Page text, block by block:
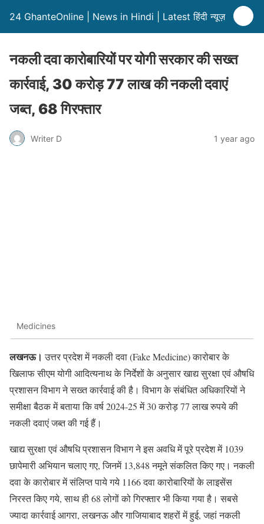
24 GhanteOnline | News in Hindi | Latest हिंदी न्यूज़
नकली दवा कारोबारियों पर योगी सरकार की सख्त
कार्रवाई, 30 करोड़ 77 लाख की नकली दवाएं
जब्त, 68 गिरफ्तार
Writer D 1 year ago
Medicines
लखनऊ। उत्तर प्रदेश में नकली दवा (Fake Medicine) कारोबार के
खिलाफ सीएम योगी आदित्यनाथ के निर्देशों के अनुसार खाद्य सुरक्षा एवं औषधि
प्रशासन विभाग ने सख्त कार्रवाई की है। विभाग के संबंधित अधिकारियों ने
समीक्षा बैठक में बताया कि वर्ष 2024-25 में 30 करोड़ 77 लाख रुपये की
नकली दवाएं जब्त की गई हैं।
खाद्य सुरक्षा एवं औषधि प्रशासन विभाग ने इस अवधि में पूरे प्रदेश में 1039
छापेमारी अभियान चलाए गए, जिनमें 13,848 नमूने संकलित किए गए। नकली
दवा के कारोबार में संलिप्त पाये गये 1166 दवा कारोबारियों के लाइसेंस
निरस्त किए गये, साथ ही 68 लोगों को गिरफ्तार भी किया गया है। सबसे
ज्यादा कार्रवाई आगरा, लखनऊ और गाजियाबाद शहरों में हुई, जहां नकली